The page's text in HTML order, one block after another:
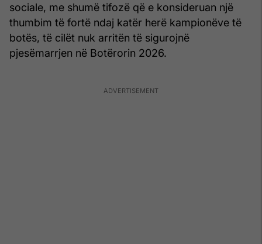
sociale, me shumë tifozë që e konsideruan një
thumbim të fortë ndaj katër herë kampionëve të
botës, të cilët nuk arritën të sigurojnë
pjesëmarrjen në Botërorin 2026.